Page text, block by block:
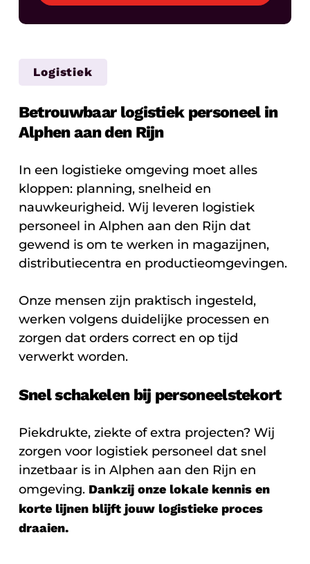
Logistiek
Betrouwbaar logistiek personeel in
Alphen aan den Rijn
In een logistieke omgeving moet alles
kloppen: planning, snelheid en
nauwkeurigheid. Wij leveren logistiek
personeel in Alphen aan den Rijn dat
gewend is om te werken in magazijnen,
distributiecentra en productieomgevingen.
Onze mensen zijn praktisch ingesteld,
werken volgens duidelijke processen en
zorgen dat orders correct en op tijd
verwerkt worden.
Snel schakelen bij personeelstekort
Piekdrukte, ziekte of extra projecten? Wij
zorgen voor logistiek personeel dat snel
inzetbaar is in Alphen aan den Rijn en
omgeving. Dankzij onze lokale kennis en
korte lijnen blijft jouw logistieke proces
draaien.